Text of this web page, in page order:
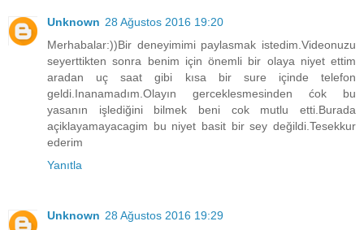
Unknown 28 Ağustos 2016 19:20
Merhabalar:))Bir deneyimimi paylasmak istedim.Videonuzu
seyerttikten sonra benim için önemli bir olaya niyet ettim
aradan uç saat gibi kısa bir sure içinde telefon
geldi.Inanamadım.Olayın gerceklesmesinden ćok bu
yasanın işlediğini bilmek beni cok mutlu etti.Burada
açiklayamayacagim bu niyet basit bir sey değildi.Tesekkur
ederim
Yanıtla
Unknown 28 Ağustos 2016 19:29